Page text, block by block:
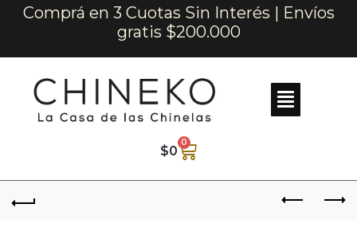
Comprá en 3 Cuotas Sin Interés | Envíos
gratis $200.000
$0
0